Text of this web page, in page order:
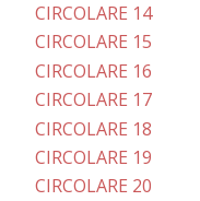
CIRCOLARE 14
CIRCOLARE 15
CIRCOLARE 16
CIRCOLARE 17
CIRCOLARE 18
CIRCOLARE 19
CIRCOLARE 20